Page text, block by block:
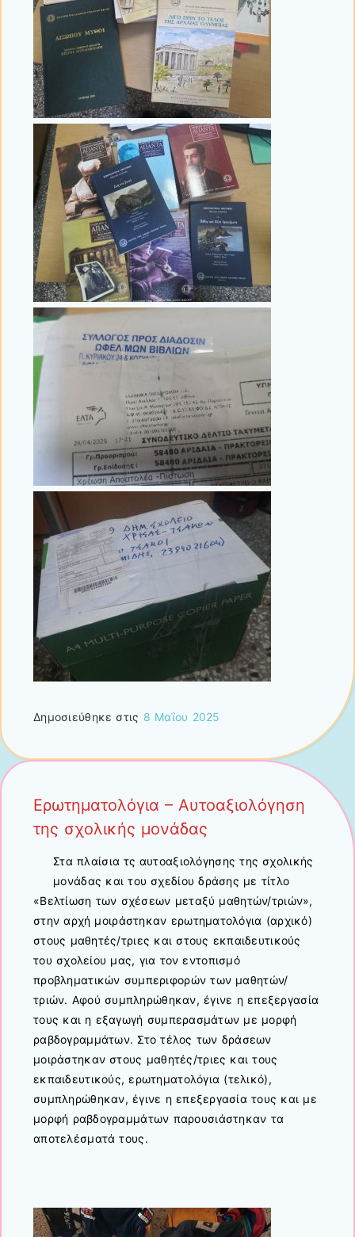
Δημοσιεύθηκε στις 8 Μαΐου 2025
Ερωτηματολόγια – Αυτοαξιολόγηση
της σχολικής μονάδας
Στα πλαίσια τς αυτοαξιολόγησης της σχολικής
μονάδας και του σχεδίου δράσης με τίτλο
«Βελτίωση των σχέσεων μεταξύ μαθητών/τριών»,
στην αρχή μοιράστηκαν ερωτηματολόγια (αρχικό)
στους μαθητές/τριες και στους εκπαιδευτικούς
του σχολείου μας, για τον εντοπισμό
προβληματικών συμπεριφορών των μαθητών/
τριών. Αφού συμπληρώθηκαν, έγινε η επεξεργασία
τους και η εξαγωγή συμπερασμάτων με μορφή
ραβδογραμμάτων. Στο τέλος των δράσεων
μοιράστηκαν στους μαθητές/τριες και τους
εκπαιδευτικούς, ερωτηματολόγια (τελικό),
συμπληρώθηκαν, έγινε η επεξεργασία τους και με
μορφή ραβδογραμμάτων παρουσιάστηκαν τα
αποτελέσματά τους.